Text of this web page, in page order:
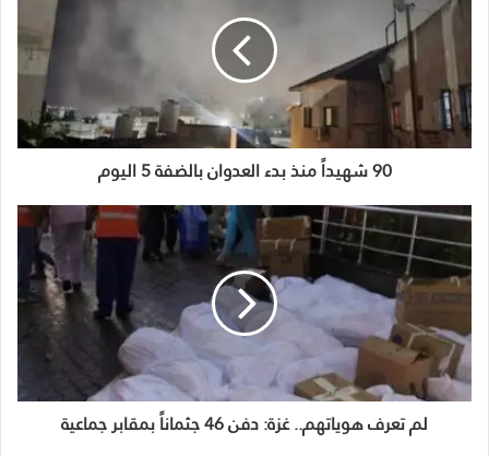
90 شهيداً منذ بدء العدوان بالضفة 5 اليوم
لم تعرف هوياتهم.. غزة: دفن 46 جثماناً بمقابر جماعية